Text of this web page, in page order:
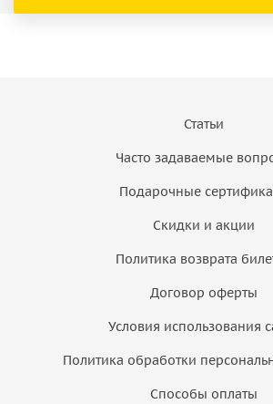
Статьи
Часто задаваемые
Подарочные
Скидки и акции
Политика возврата
Договор оферты
Условия использования
Политика обработки
Способы оплаты